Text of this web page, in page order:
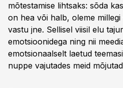
mõtestamise lihtsaks: sõda
on hea või halb, oleme
vastu jne. Sellisel viisil elu
emotsioonidega ning nii
emotsionaalselt laetud
nuppe vajutades meid